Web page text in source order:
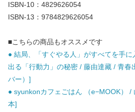
ISBN-10：4829626054
ISBN-13：9784829626054
■こちらの商品もオススメです
● 結局、「すぐやる人」がすべてを手
出る「行動力」の秘密 / 藤由達藏 / 青春
バー）]
● syunkonカフェごはん （e−MOOK） /
本]